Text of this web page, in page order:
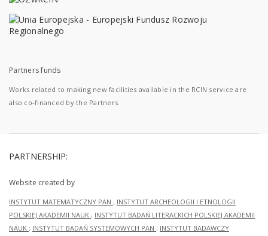
Partners funds
Works related to making new facilities available in the RCIN service are
also co-financed by the Partners.
PARTNERSHIP:
Website created by
INSTYTUT MATEMATYCZNY PAN ; INSTYTUT ARCHEOLOGII I ETNOLOGII
POLSKIEJ AKADEMII NAUK ; INSTYTUT BADAŃ LITERACKICH POLSKIEJ AKADEMII
NAUK ; INSTYTUT BADAŃ SYSTEMOWYCH PAN ; INSTYTUT BADAWCZY